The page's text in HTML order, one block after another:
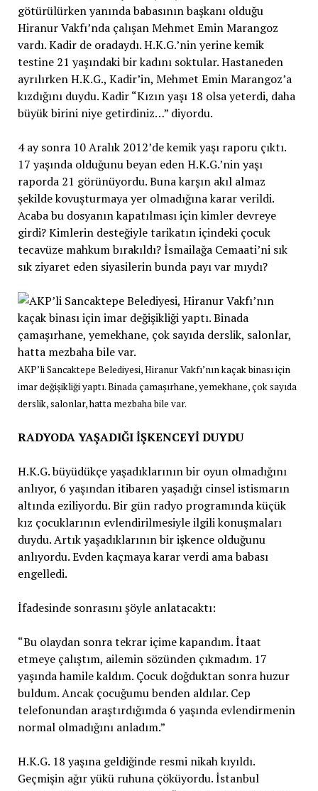
götürülürken yanında babasının başkanı olduğu
Hiranur Vakfı’nda çalışan Mehmet Emin Marangoz
vardı. Kadir de oradaydı. H.K.G.’nin yerine kemik
testine 21 yaşındaki bir kadını soktular. Hastaneden
ayrılırken H.K.G., Kadir’in, Mehmet Emin Marangoz’a
kızdığını duydu. Kadir “Kızın yaşı 18 olsa yeterdi, daha
büyük birini niye getirdiniz…” diyordu.
4 ay sonra 10 Aralık 2012’de kemik yaşı raporu çıktı.
17 yaşında olduğunu beyan eden H.K.G.’nin yaşı
raporda 21 görünüyordu. Buna karşın akıl almaz
şekilde kovuşturmaya yer olmadığına karar verildi.
Acaba bu dosyanın kapatılması için kimler devreye
girdi? Kimlerin desteğiyle tarikatın içindeki çocuk
tecavüze mahkum bırakıldı? İsmailağa Cemaati’ni sık
sık ziyaret eden siyasilerin bunda payı var mıydı?
AKP’li Sancaktepe Belediyesi, Hiranur Vakfı’nın kaçak binası için
imar değişikliği yaptı. Binada çamaşırhane, yemekhane, çok sayıda
derslik, salonlar, hatta mezbaha bile var.
RADYODA YAŞADIĞI İŞKENCEYİ DUYDU
H.K.G. büyüdükçe yaşadıklarının bir oyun olmadığını
anlıyor, 6 yaşından itibaren yaşadığı cinsel istismarın
altında eziliyordu. Bir gün radyo programında küçük
kız çocuklarının evlendirilmesiyle ilgili konuşmaları
duydu. Artık yaşadıklarının bir işkence olduğunu
anlıyordu. Evden kaçmaya karar verdi ama babası
engelledi.
İfadesinde sonrasını şöyle anlatacaktı:
“Bu olaydan sonra tekrar içime kapandım. İtaat
etmeye çalıştım, ailemin sözünden çıkmadım. 17
yaşında hamile kaldım. Çocuk doğduktan sonra huzur
buldum. Ancak çocuğumu benden aldılar. Cep
telefonundan araştırdığımda 6 yaşında evlendirmenin
normal olmadığını anladım.”
H.K.G. 18 yaşına geldiğinde resmi nikah kıyıldı.
Geçmişin ağır yükü ruhuna çöküyordu. İstanbul